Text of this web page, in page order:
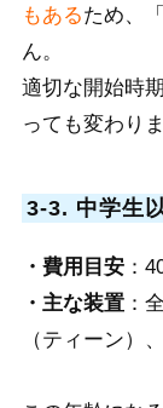
もあるため、
ん。
適切な開始時
っても変わりま
3-3. 中学生
・費用目安：
・主な装置：
（ティーン）